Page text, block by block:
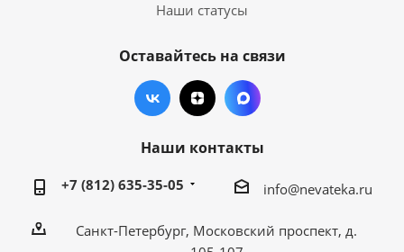
Наши статусы
Оставайтесь на связи
Наши контакты
+7 (812) 635-35-05 info@nevateka.ru
Санкт-Петербург, Московский проспект, д.